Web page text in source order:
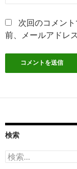
次回のコメン
前、メールアドレ
検索
検
索: